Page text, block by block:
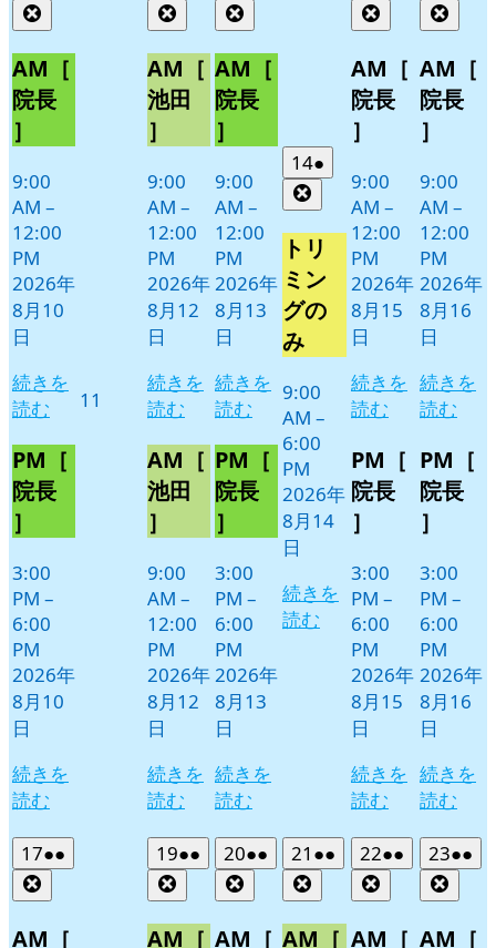
年
8
月
10
日
イ
ベ
ト)
AM［
院長
］
9:00
AM –
12:00
PM
2026年
8月10
日
続きを
読む
PM［
院長
］
3:00
PM –
6:00
PM
2026年
8月10
日
続きを
読む
11
年
8
月
12
日
件
の
イ
ベ
ン
ト)
AM［
池田
］
9:00
AM –
12:00
PM
2026年
8月12
日
続きを
読む
AM［
池田
］
9:00
AM –
12:00
PM
2026年
8月12
日
続きを
読む
年
8
月
13
日
イ
ベ
ト)
AM［
院長
］
9:00
AM –
12:00
PM
2026年
8月13
日
続きを
読む
PM［
院長
］
3:00
PM –
6:00
PM
2026年
8月13
日
続きを
読む
142026
年
8
月
14
日
●
件
イ
ト)
Close
トリ
ミン
グの
み
9:00
AM –
6:00
PM
2026年
8月14
日
続きを
読む
年
8
月
15
日
件
の
イ
ベ
ン
ト)
AM［
院長
］
9:00
AM –
12:00
PM
2026年
8月15
日
続きを
読む
PM［
院長
］
3:00
PM –
6:00
PM
2026年
8月15
日
続きを
読む
年
8
月
16
日
イ
ベ
AM［
院長
］
9:00
AM –
12:00
PM
2026年
8月16
日
続きを
読む
PM［
院長
］
3:00
PM –
6:00
PM
2026年
8月16
日
続きを
読む
172026
年
8
月
●●
件
イ
AM［
192026
年
8
月
●●
件
の
イ
AM［
202026
年
8
月
●●
件
の
イ
AM［
21 2026
年
8
月
●●
件
の
イ
AM［
222026
年
8
月
●●
件
の
イ
AM［
232026
年
8
月
●●
件
イ
AM［